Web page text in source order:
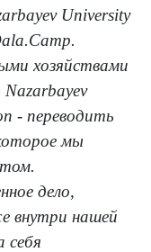
University
хозяйствами
- переводить
мы
дело,
внутри нашей
себя